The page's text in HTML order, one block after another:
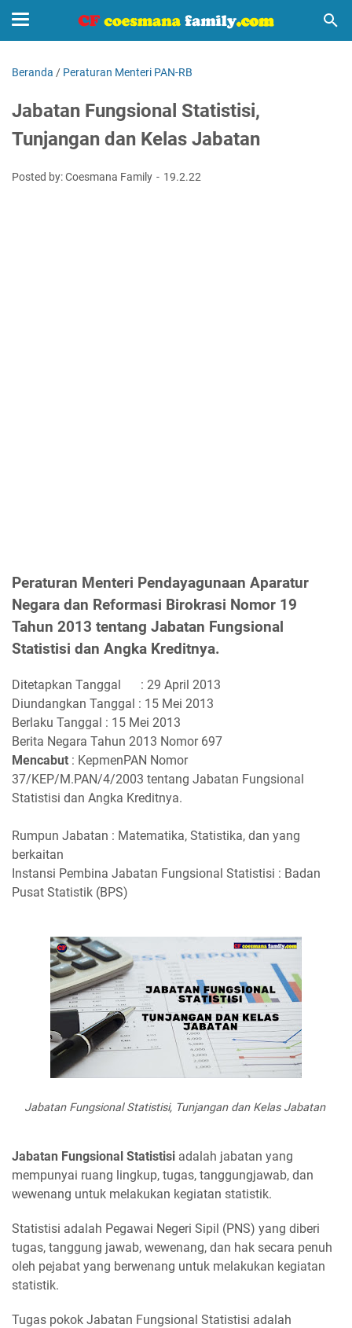
Beranda / Peraturan Menteri PAN-RB
Jabatan Fungsional Statistisi,
Tunjangan dan Kelas Jabatan
Posted by: Coesmana Family 19.2.22
Peraturan Menteri Pendayagunaan Aparatur
Negara dan Reformasi Birokrasi Nomor 19
Tahun 2013 tentang Jabatan Fungsional
Statistisi dan Angka Kreditnya.
Ditetapkan Tanggal
: 29 April 2013
Diundangkan Tanggal : 15 Mei 2013
Berlaku Tanggal : 15 Mei 2013
Berita Negara Tahun 2013 Nomor 697
Mencabut : KepmenPAN Nomor
37/KEP/M.PAN/4/2003 tentang Jabatan Fungsional
Statistisi dan Angka Kreditnya.
Rumpun Jabatan : Matematika, Statistika, dan yang
berkaitan
Instansi Pembina Jabatan Fungsional Statistisi : Badan
Pusat Statistik (BPS)
Jabatan Fungsional Statistisi, Tunjangan dan Kelas Jabatan
Jabatan Fungsional Statistisi adalah jabatan yang
mempunyai ruang lingkup, tugas, tanggungjawab, dan
wewenang untuk melakukan kegiatan statistik.
Statistisi adalah Pegawai Negeri Sipil (PNS) yang diberi
tugas, tanggung jawab, wewenang, dan hak secara penuh
oleh pejabat yang berwenang untuk melakukan kegiatan
statistik.
Tugas pokok Jabatan Fungsional Statistisi adalah